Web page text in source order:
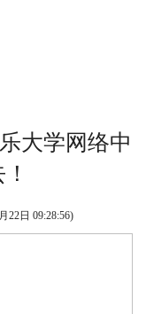
大学网络中
22日 09:28:56)